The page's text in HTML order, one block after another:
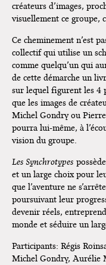
créateurs d’images,
visuellement ce groupe,
Ce cheminement n’est
collectif qui utilise un
comme quelqu’un qui
de cette démarche un
sur lequel figurent les 4
que les images de
Michel Gondry ou
pourra lui-même, à
vision du groupe.
Les Synchrotypes
et un large choix pour
que l’aventure ne
poursuivant leur
devenir réels,
monde et séduire un
Participants: Régis
Michel Gondry, Aurélie
Bruxelles